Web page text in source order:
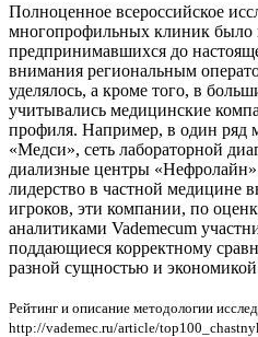
Полноценное всероссийское
многопрофильных клиник было
предпринимавшихся до
внимания региональным
уделялось, а кроме того, в
учитывались медицинские
профиля. Например, в один ряд
«Медси», сеть лабораторной
диализные центры
лидерство в частной медицине
игроков, эти компании, по
аналитиками Vademecum
поддающиеся корректному
разной сущностью и
Рейтинг и описание методологии
http://vademec.ru/article/